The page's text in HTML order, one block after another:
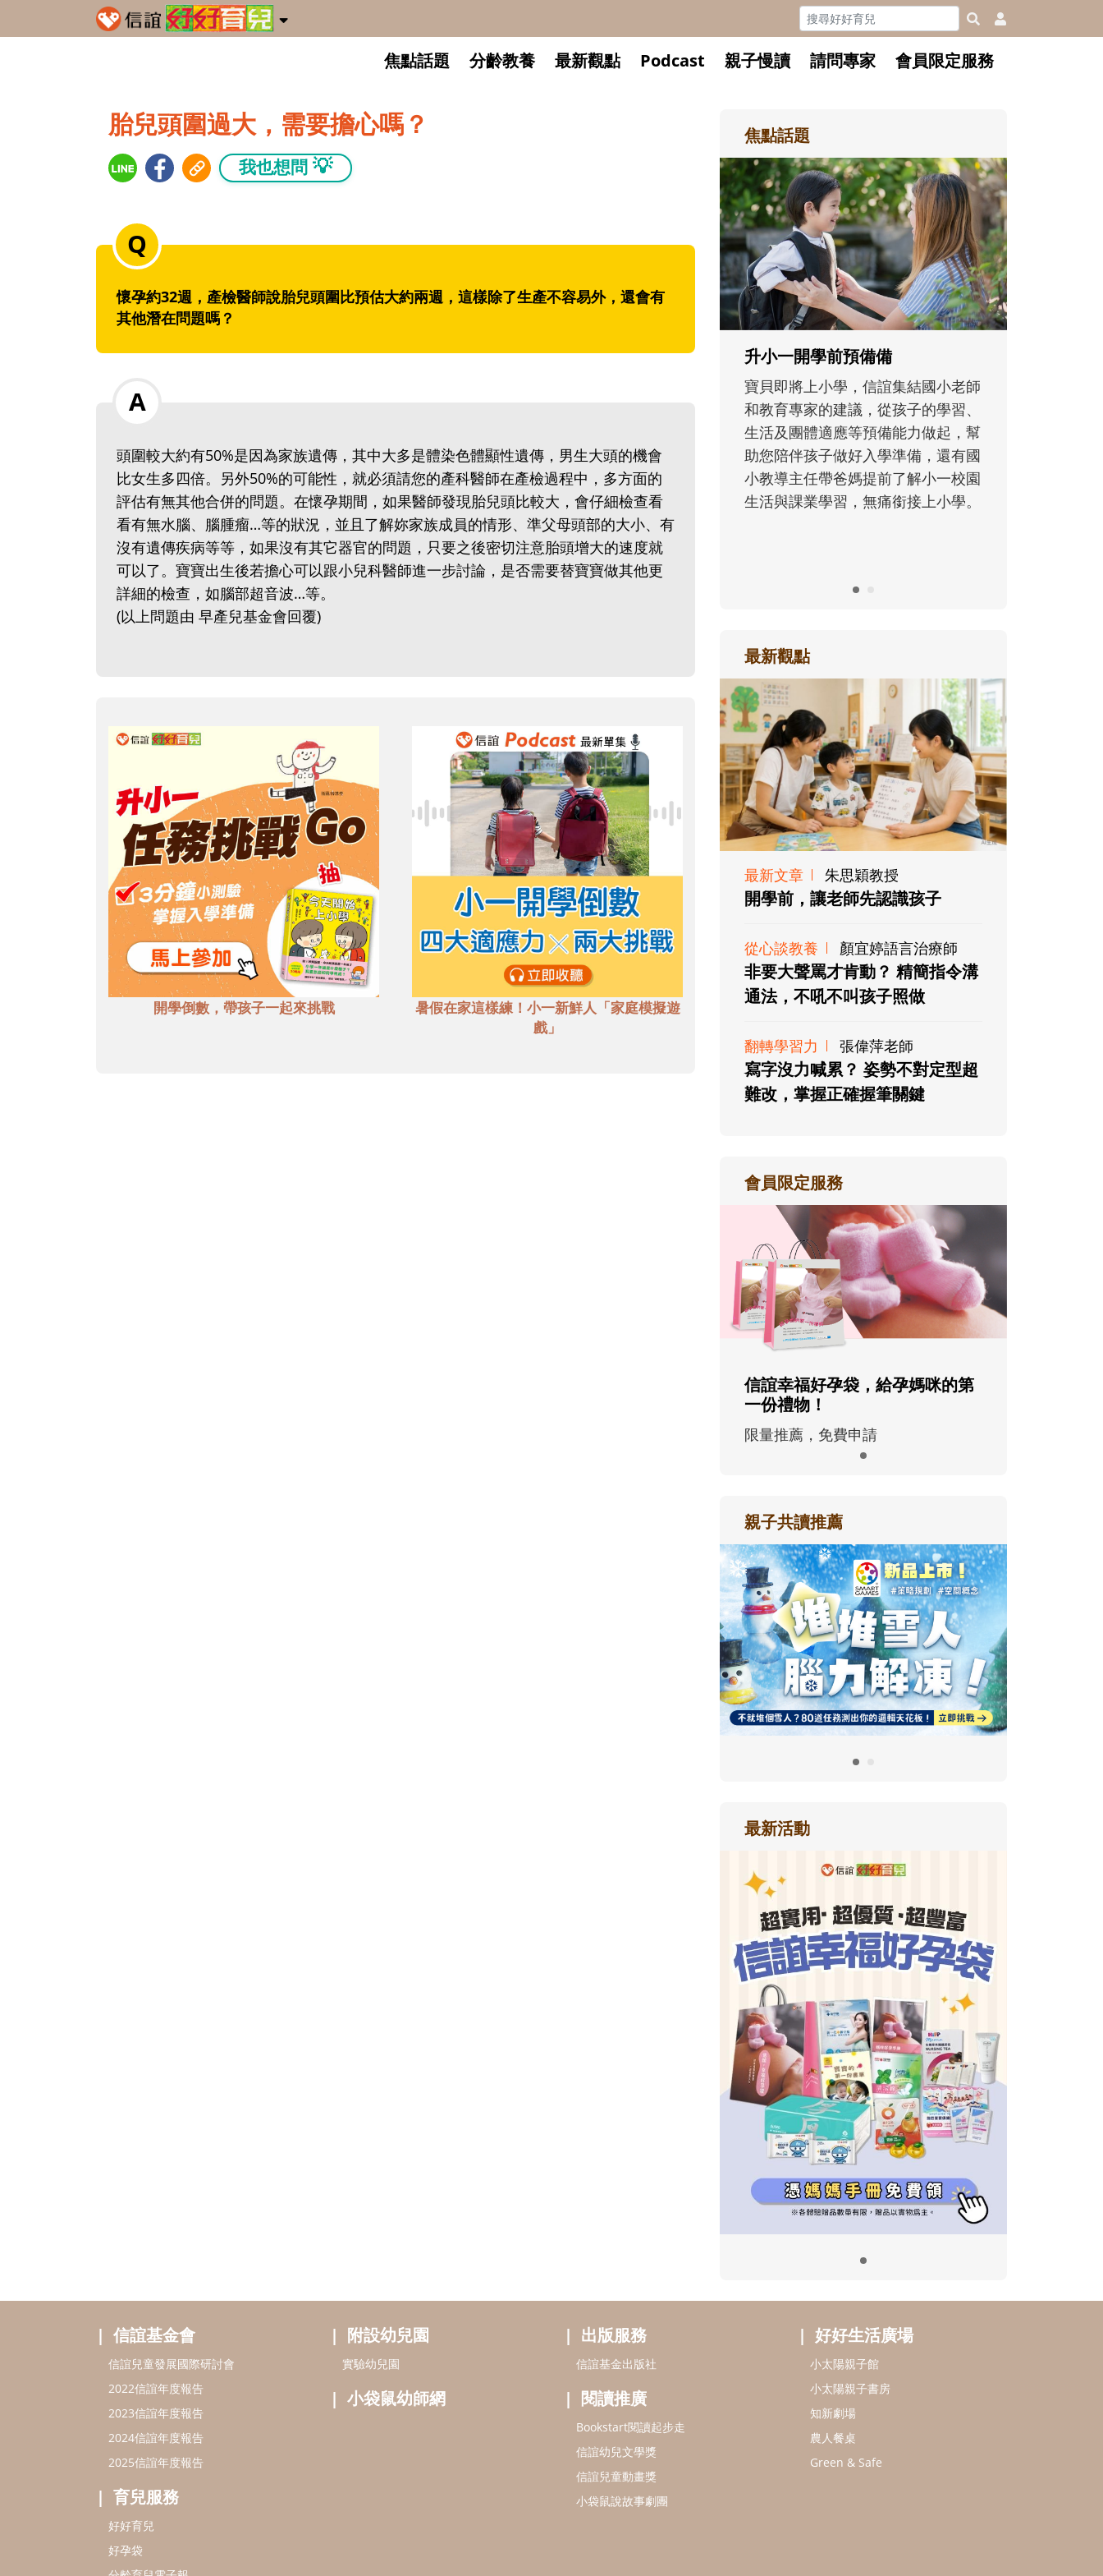
焦點話題 分齡教養 最新觀點 Podcast 親子慢讀 請問專家 會員限定服務
胎兒頭圍過大，需要擔心嗎？
我也想問 💡
懷孕約32週，產檢醫師說胎兒頭圍比預估大約兩週，這樣除了生產不容易外，還會有
其他潛在問題嗎？
頭圍較大約有50%是因為家族遺傳，其中大多是體染色體顯性遺傳，男生大頭的機會
比女生多四倍。另外50%的可能性，就必須請您的產科醫師在產檢過程中，多方面的
評估有無其他合併的問題。在懷孕期間，如果醫師發現胎兒頭比較大，會仔細檢查看
看有無水腦、腦腫瘤…等的狀況，並且了解妳家族成員的情形、準父母頭部的大小、有
沒有遺傳疾病等等，如果沒有其它器官的問題，只要之後密切注意胎頭增大的速度就
可以了。寶寶出生後若擔心可以跟小兒科醫師進一步討論，是否需要替寶寶做其他更
詳細的檢查，如腦部超音波…等。
(以上問題由 早產兒基金會回覆)
開學倒數，帶孩子一起來挑戰
暑假在家這樣練！小一新鮮人「家庭模擬遊
戲」
焦點話題
升小一開學前預備備
寶貝即將上小學，信誼集結國小老師
和教育專家的建議，從孩子的學習、
生活及團體適應等預備能力做起，幫
助您陪伴孩子做好入學準備，還有國
小教導主任帶爸媽提前了解小一校園
生活與課業學習，無痛銜接上小學。
和孩子一起長大的那個男人│讀
懂父親的不同模樣
沒有人天生就擅長當爸爸！男人總是
在一次次「前所未有」的體驗中，跟
著孩子一起長大。從給予安全感的肢
體遊戲，到獨立自主、角色認同及解
決問題的能力養成。爸爸正嘗試用不
同的模樣，參與孩子每個重要的成長
歷程。
最新觀點
最新文章 朱思穎教授
開學前，讓老師先認識孩子
從心談教養 顏宜婷語言治療師
非要大聲罵才肯動？ 精簡指令溝
通法，不吼不叫孩子照做
翻轉學習力 張偉萍老師
寫字沒力喊累？ 姿勢不對定型超
難改，掌握正確握筆關鍵
會員限定服務
信誼幸福好孕袋，給孕媽咪的第
一份禮物！
限量推薦，免費申請
親子共讀推薦
最新活動
信誼基金會
信誼兒童發展國際研討會
2022信誼年度報告
2023信誼年度報告
2024信誼年度報告
2025信誼年度報告
育兒服務
好好育兒
好孕袋
附設幼兒園
實驗幼兒園
小袋鼠幼師網
出版服務
信誼基金出版社
閱讀推廣
Bookstart閱讀起步走
信誼幼兒文學獎
信誼兒童動畫獎
小袋鼠說故事劇團
好好生活廣場
小太陽親子館
小太陽親子書房
知新劇場
農人餐桌
Green & Safe